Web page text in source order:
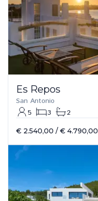
Es Repos
San Antonio
5
3 2
€ 2.540,00 / € 4.790,00